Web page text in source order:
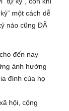
một cách dễ
nào cũng ĐÃ
đến nay
ảnh hưởng
đình của họ
hội, cộng